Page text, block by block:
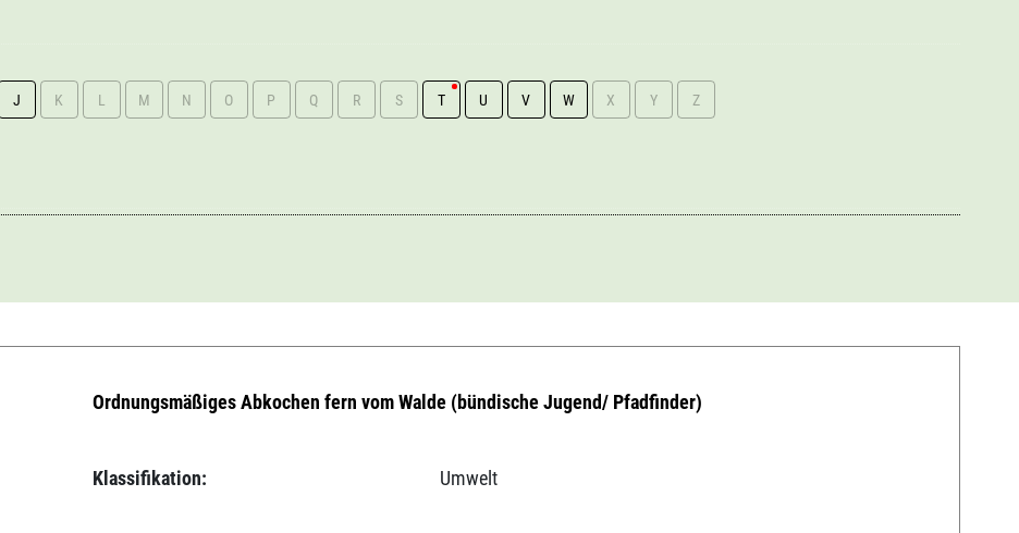
J K L M N O P Q R S T U V W X Y Z
Ordnungsmäßiges Abkochen fern vom Walde (bündische Jugend/ Pfadfinder)
Klassifikation: Umwelt